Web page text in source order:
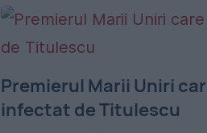
Premierul Marii Uniri
infectat de Titulescu